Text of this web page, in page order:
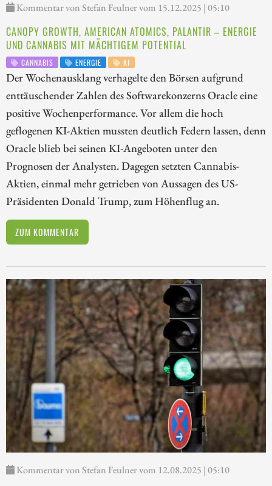
Kommentar von Stefan Feulner vom 15.12.2025 | 05:10
CANOPY GROWTH, AMERICAN ATOMICS, PALANTIR – ENERGIE
UND CANNABIS MIT MÄCHTIGEM POTENTIAL
CANNABIS ENERGIE KI
Der Wochenausklang verhagelte den Börsen aufgrund
enttäuschender Zahlen des Softwarekonzerns Oracle eine
positive Wochenperformance. Vor allem die hoch
geflogenen KI-Aktien mussten deutlich Federn lassen, denn
Oracle blieb bei seinen KI-Angeboten unter den
Prognosen der Analysten. Dagegen setzten Cannabis-
Aktien, einmal mehr getrieben von Aussagen des US-
Präsidenten Donald Trump, zum Höhenflug an.
ZUM KOMMENTAR
Kommentar von Stefan Feulner vom 12.08.2025 | 05:10